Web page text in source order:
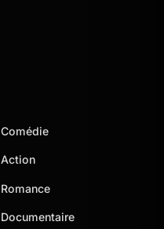
Comédie
Action
Romance
Documentaire